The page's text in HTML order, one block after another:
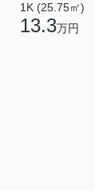
1K (25.75㎡)
13.3万円